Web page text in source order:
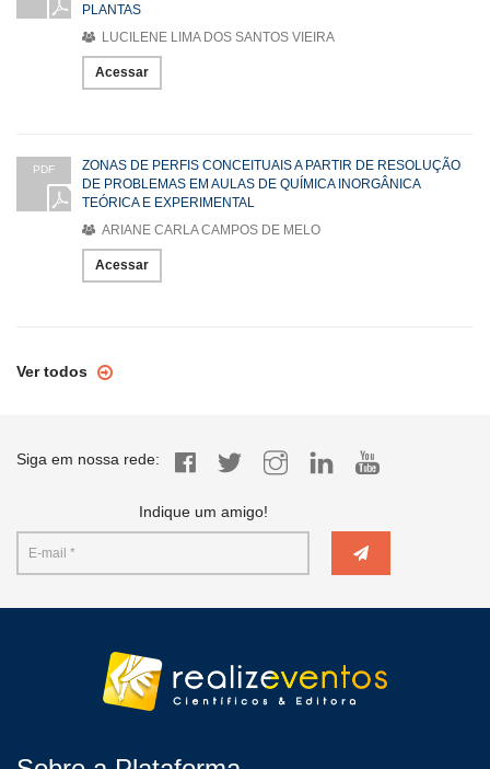
PLANTAS
LUCILENE LIMA DOS SANTOS VIEIRA
Acessar
PDF
ZONAS DE PERFIS CONCEITUAIS A PARTIR DE RESOLUÇÃO
DE PROBLEMAS EM AULAS DE QUÍMICA INORGÂNICA
TEÓRICA E EXPERIMENTAL
ARIANE CARLA CAMPOS DE MELO
Acessar
Ver todos
Siga em nossa rede:
Indique um amigo!